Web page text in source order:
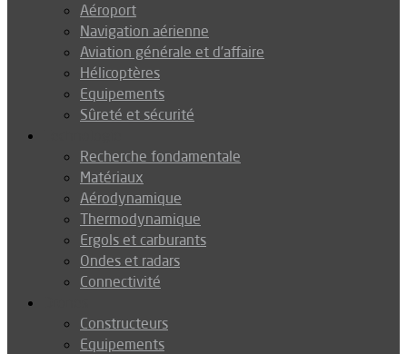
Aéroport
Navigation aérienne
Aviation générale et d’affaire
Hélicoptères
Equipements
Sûreté et sécurité
Recherche fondamentale
Matériaux
Aérodynamique
Thermodynamique
Ergols et carburants
Ondes et radars
Connectivité
Constructeurs
Equipements